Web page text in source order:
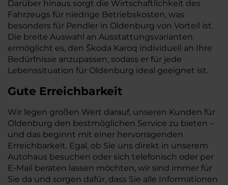
Darüber hinaus sorgt die Wirtschaftlichkeit des
Fahrzeugs für niedrige Betriebskosten, was
besonders für Pendler in Oldenburg von Vorteil ist.
Die breite Auswahl an Ausstattungsvarianten
ermöglicht es, den Škoda Karoq individuell an Ihre
Bedürfnisse anzupassen, sodass er für jede
Lebenssituation für Oldenburg ideal geeignet ist.
Gute Erreichbarkeit
Wir legen großen Wert darauf, unseren Kunden für
Oldenburg den bestmöglichen Service zu bieten –
und das beginnt mit einer hervorragenden
Erreichbarkeit. Egal, ob Sie uns direkt in unserem
Autohaus besuchen oder sich telefonisch oder per
E-Mail beraten lassen möchten, wir sind immer für
Sie da und sorgen dafür, dass Sie alle Informationen